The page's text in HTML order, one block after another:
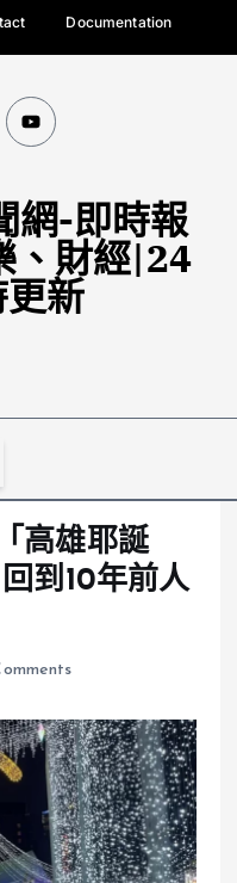
Documentation
網-即時報
、財經|24
新
高雄耶誕
到10年前人